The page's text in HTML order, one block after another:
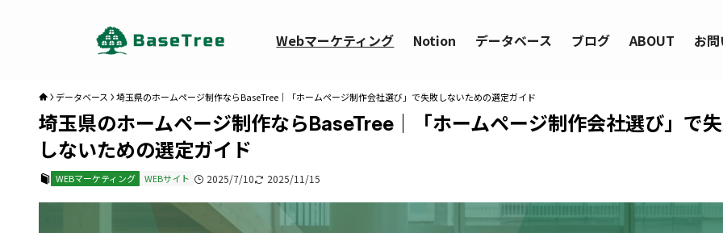
Webマーケティング Notion データベース ブログ ABOUT お
データベース 埼玉県のホームページ制作ならBaseTree｜「ホームページ制作会社選び」で失敗しないための選定ガイド
埼玉県のホームページ制作ならBaseTree｜「ホームページ制作会社選び」で
しないための選定ガイド
WEBマーケティング WEBサイト 2025/7/10 2025/11/15